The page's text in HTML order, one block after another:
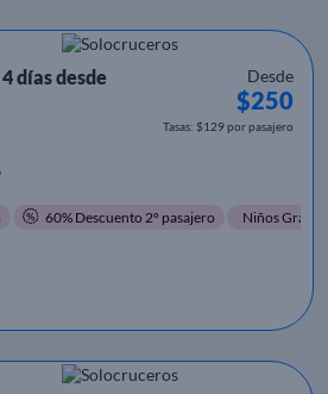
días desde
Desde
$250
Tasas: $129 por pasajero
60% Descuento 2º pasajero Niños Gratis